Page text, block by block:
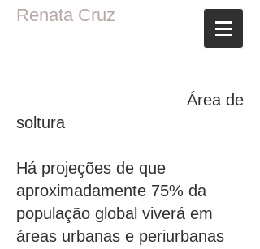
Renata Cruz
Área de
soltura
Há projeções de que
aproximadamente 75% da
população global viverá em
áreas urbanas e periurbanas